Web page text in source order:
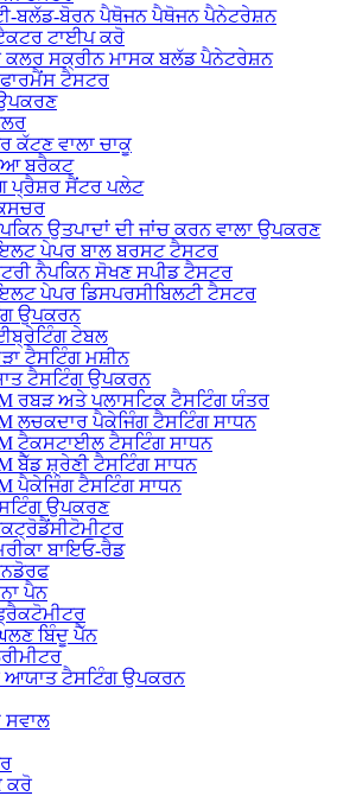
ਬਲੱਡ-ਬੋਰਨ ਪੈਥੋਜਨ ਪੈਥੋਜਨ ਪੈਨੇਟਰੇਸ਼ਨ
ਟਾਈਪ ਕਰੋ
ਕਲਰ ਸਕ੍ਰੀਨ ਮਾਸਕ ਬਲੱਡ ਪੈਨੇਟਰੇਸ਼ਨ
ਟੈਸਟਰ
ਕੱਟਣ ਵਾਲਾ ਚਾਕੂ
ਬਰੈਕਟ
ਪ੍ਰੈਸ਼ਰ ਸੈਂਟਰ ਪਲੇਟ
ਉਤਪਾਦਾਂ ਦੀ ਜਾਂਚ ਕਰਨ ਵਾਲਾ ਉਪਕਰਣ
ਪੇਪਰ ਬਾਲ ਬਰਸਟ ਟੈਸਟਰ
ਨੈਪਕਿਨ ਸੋਖਣ ਸਪੀਡ ਟੈਸਟਰ
ਪੇਪਰ ਡਿਸਪਰਸੀਬਿਲਟੀ ਟੈਸਟਰ
ਉਪਕਰਨ
ਟੇਬਲ
ਟੈਸਟਿੰਗ ਮਸ਼ੀਨ
ਟੈਸਟਿੰਗ ਉਪਕਰਨ
ਰਬੜ ਅਤੇ ਪਲਾਸਟਿਕ ਟੈਸਟਿੰਗ ਯੰਤਰ
ਲਚਕਦਾਰ ਪੈਕੇਜਿੰਗ ਟੈਸਟਿੰਗ ਸਾਧਨ
ਟੈਕਸਟਾਈਲ ਟੈਸਟਿੰਗ ਸਾਧਨ
ਬੈੱਡ ਸ਼੍ਰੇਣੀ ਟੈਸਟਿੰਗ ਸਾਧਨ
ਪੈਕੇਜਿੰਗ ਟੈਸਟਿੰਗ ਸਾਧਨ
ਉਪਕਰਣ
ਬਾਇਓ-ਰੈਡ
ਪੈਨ
ਬਿੰਦੂ ਪੈੱਨ
ਆਯਾਤ ਟੈਸਟਿੰਗ ਉਪਕਰਨ
ਕਰੋ